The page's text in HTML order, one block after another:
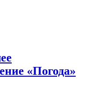
«Погода»